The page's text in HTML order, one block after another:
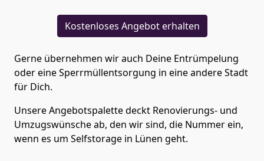
Kostenloses Angebot erhalten
Gerne übernehmen wir auch Deine Entrümpelung
oder eine Sperrmüllentsorgung in eine andere Stadt
für Dich.
Unsere Angebotspalette deckt Renovierungs- und
Umzugswünsche ab, den wir sind, die Nummer ein,
wenn es um Selfstorage in Lünen geht.